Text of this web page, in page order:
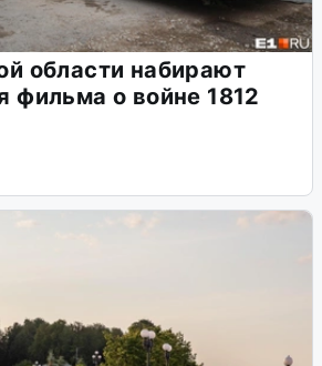
области набирают
фильма о войне 1812